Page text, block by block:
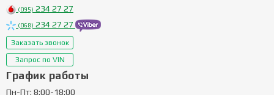
(095) 234 27 27
(068) 234 27 27
Заказать звонок
Запрос по VIN
График работы
Пн-Пт: 8:00-18:00